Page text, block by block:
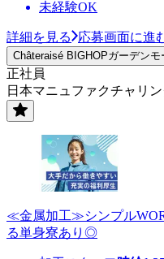
未経験OK
詳細を見る 応募画面に進
Châteraisé BIGHOPガーデン
正社員
日本マニュファクチャリ
≪金属加工≫シンプル
る単身寮あり◎